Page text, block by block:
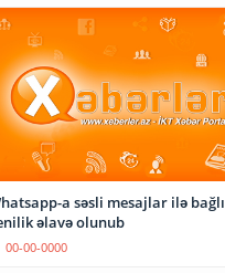
a səsli mesajlar ilə bağlı
əlavə olunub
00-00-0000